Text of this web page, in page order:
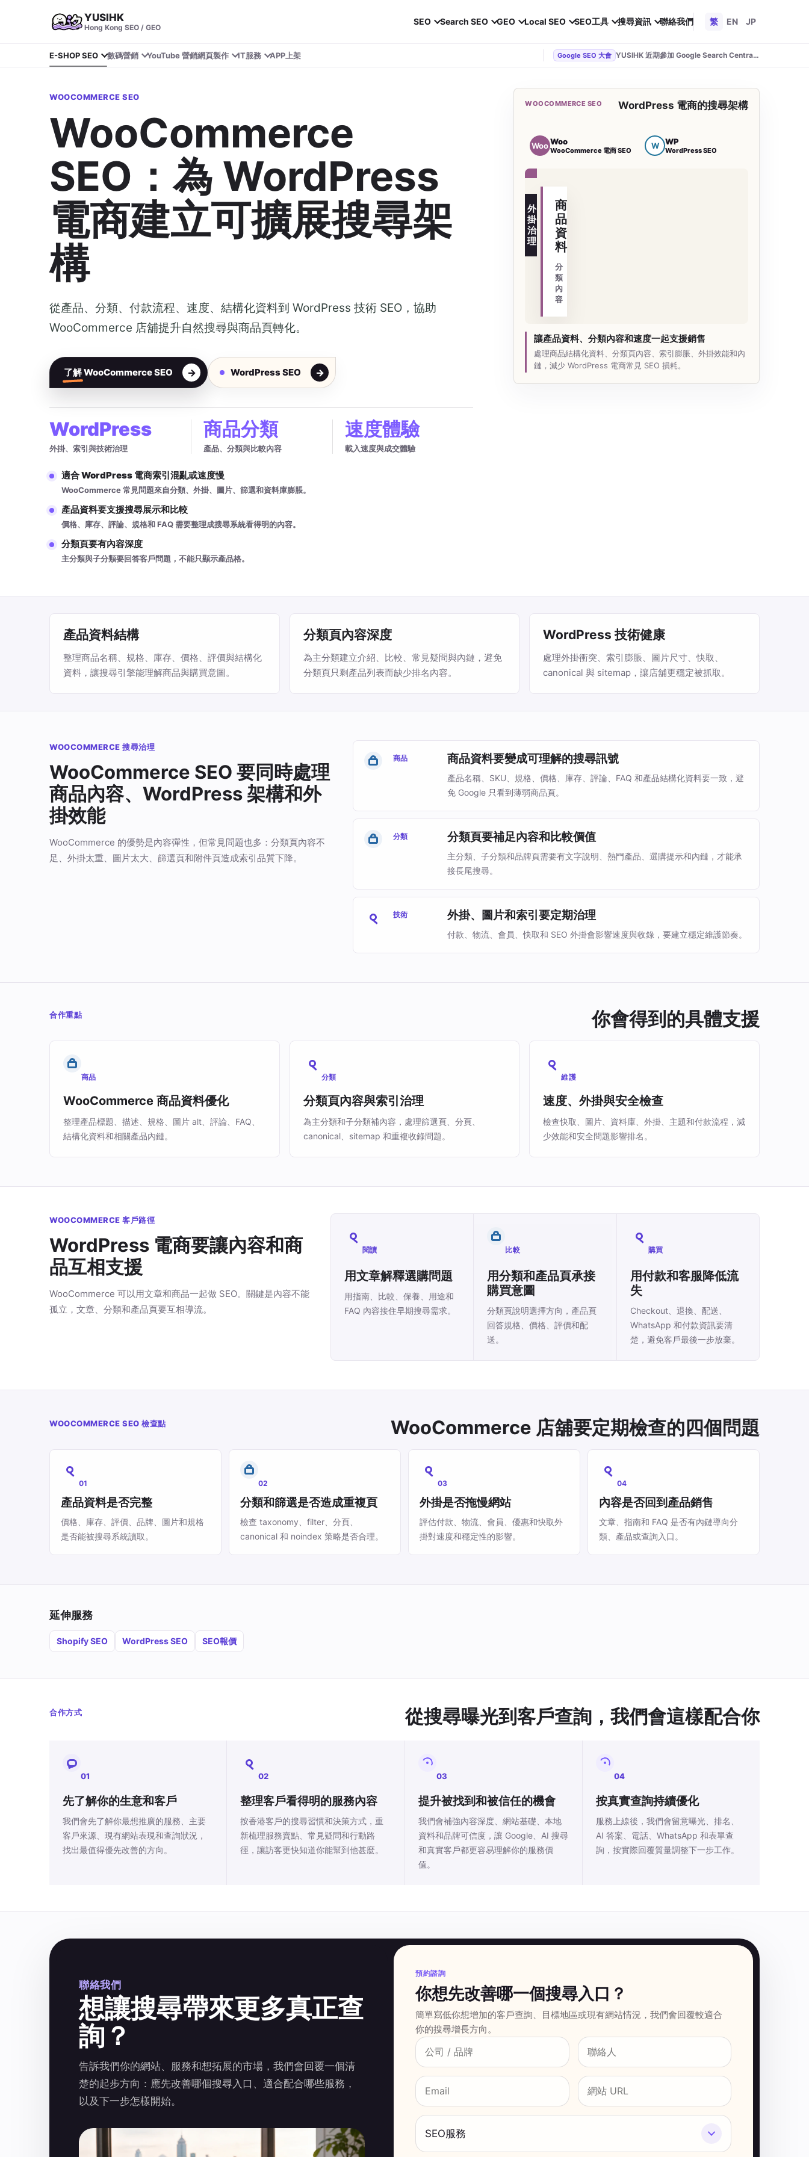
YUSIHK
Hong Kong SEO / GEO
SEO Search SEO GEO Local SEO SEO工具 搜尋資訊 聯絡我們 繁 EN JP
E-SHOP SEO 數碼營銷 YouTube 營銷網頁製作 IT服務 APP上架 Google SEO 大會 YUSIHK 近期參加 Google Search Central Live
WOOCOMMERCE SEO
WooCommerce
SEO：為 WordPress
電商建立可擴展搜尋架
構
從產品、分類、付款流程、速度、結構化資料到 WordPress 技術 SEO，協助
WooCommerce 店舖提升自然搜尋與商品頁轉化。
了解 WooCommerce SEO WordPress SEO
WordPress
外掛、索引與技術治理
商品分類
產品、分類與比較內容
速度體驗
載入速度與成交體驗
適合 WordPress 電商索引混亂或速度慢
WooCommerce 常見問題來自分類、外掛、圖片、篩選和資料庫膨脹。
產品資料要支援搜尋展示和比較
價格、庫存、評論、規格和 FAQ 需要整理成搜尋系統看得明的內容。
分類頁要有內容深度
主分類與子分類要回答客戶問題，不能只顯示產品格。
WOOCOMMERCE SEO WordPress 電商的搜尋架構
Woo Woo
WooCommerce 電商 SEO W WP
WordPress SEO
商
品
資
料
分
類
內
容
外
掛
治
理
售
查
讓產品資料、分類內容和速度一起支援銷售
處理商品結構化資料、分類頁內容、索引膨脹、外掛效能和內
鏈，減少 WordPress 電商常見 SEO 損耗。
產品資料結構
整理商品名稱、規格、庫存、價格、評價與結構化
資料，讓搜尋引擎能理解商品與購買意圖。
分類頁內容深度
為主分類建立介紹、比較、常見疑問與內鏈，避免
分類頁只剩產品列表而缺少排名內容。
WordPress 技術健康
處理外掛衝突、索引膨脹、圖片尺寸、快取、
canonical 與 sitemap，讓店舖更穩定被抓取。
WOOCOMMERCE 搜尋治理
WooCommerce SEO 要同時處理
商品內容、WordPress 架構和外
掛效能
WooCommerce 的優勢是內容彈性，但常見問題也多：分類頁內容不
足、外掛太重、圖片太大、篩選頁和附件頁造成索引品質下降。
商品 商品資料要變成可理解的搜尋訊號
產品名稱、SKU、規格、價格、庫存、評論、FAQ 和產品結構化資料要一致，避
免 Google 只看到薄弱商品頁。
分類 分類頁要補足內容和比較價值
主分類、子分類和品牌頁需要有文字說明、熱門產品、選購提示和內鏈，才能承
接長尾搜尋。
技術 外掛、圖片和索引要定期治理
付款、物流、會員、快取和 SEO 外掛會影響速度與收錄，要建立穩定維護節奏。
合作重點 你會得到的具體支援
商品
WooCommerce 商品資料優化
整理產品標題、描述、規格、圖片 alt、評論、FAQ、
結構化資料和相關產品內鏈。
分類
分類頁內容與索引治理
為主分類和子分類補內容，處理篩選頁、分頁、
canonical、sitemap 和重複收錄問題。
維護
速度、外掛與安全檢查
檢查快取、圖片、資料庫、外掛、主題和付款流程，減
少效能和安全問題影響排名。
WOOCOMMERCE 客戶路徑
WordPress 電商要讓內容和商
品互相支援
WooCommerce 可以用文章和商品一起做 SEO。關鍵是內容不能
孤立，文章、分類和產品頁要互相導流。
閱讀
用文章解釋選購問題
用指南、比較、保養、用途和
FAQ 內容接住早期搜尋需求。
比較
用分類和產品頁承接
購買意圖
分類頁說明選擇方向，產品頁
回答規格、價格、評價和配
送。
購買
用付款和客服降低流
失
Checkout、退換、配送、
WhatsApp 和付款資訊要清
楚，避免客戶最後一步放棄。
WOOCOMMERCE SEO 檢查點 WooCommerce 店舖要定期檢查的四個問題
01
產品資料是否完整
價格、庫存、評價、品牌、圖片和規格
是否能被搜尋系統讀取。
02
分類和篩選是否造成重複頁
檢查 taxonomy、filter、分頁、
canonical 和 noindex 策略是否合理。
03
外掛是否拖慢網站
評估付款、物流、會員、優惠和快取外
掛對速度和穩定性的影響。
04
內容是否回到產品銷售
文章、指南和 FAQ 是否有內鏈導向分
類、產品或查詢入口。
延伸服務
Shopify SEO WordPress SEO SEO報價
合作方式 從搜尋曝光到客戶查詢，我們會這樣配合你
01
先了解你的生意和客戶
我們會先了解你最想推廣的服務、主要
客戶來源、現有網站表現和查詢狀況，
找出最值得優先改善的方向。
02
整理客戶看得明的服務內容
按香港客戶的搜尋習慣和決策方式，重
新梳理服務賣點、常見疑問和行動路
徑，讓訪客更快知道你能幫到他甚麼。
03
提升被找到和被信任的機會
我們會補強內容深度、網站基礎、本地
資料和品牌可信度，讓 Google、AI 搜尋
和真實客戶都更容易理解你的服務價
值。
04
按真實查詢持續優化
服務上線後，我們會留意曝光、排名、
AI 答案、電話、WhatsApp 和表單查
詢，按實際回覆質量調整下一步工作。
聯絡我們
想讓搜尋帶來更多真正查
詢？
告訴我們你的網站、服務和想拓展的市場，我們會回覆一個清
楚的起步方向：應先改善哪個搜尋入口、適合配合哪些服務，
以及下一步怎樣開始。
預約諮詢
你想先改善哪一個搜尋入口？
簡單寫低你想增加的客戶查詢、目標地區或現有網站情況，我們會回覆較適合
你的搜尋增長方向。
SEO服務